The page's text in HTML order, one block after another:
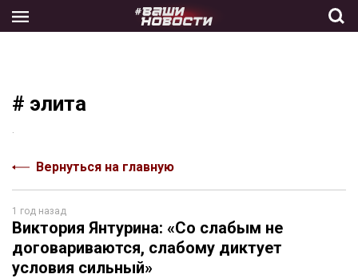
the
# элита
Вернуться на главную
1 год назад
Виктория Янтурина: «Со слабым не
договариваются, слабому диктует
условия сильный»